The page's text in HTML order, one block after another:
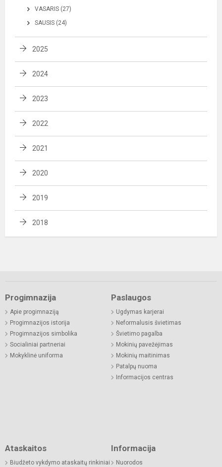
VASARIS (27)
SAUSIS (24)
2025
2024
2023
2022
2021
2020
2019
2018
Progimnazija
Apie progimnaziją
Progimnazijos istorija
Progimnazijos simbolika
Socialiniai partneriai
Mokyklinė uniforma
Paslaugos
Ugdymas karjerai
Neformalusis švietimas
Švietimo pagalba
Mokinių pavežėjimas
Mokinių maitinimas
Patalpų nuoma
Informacijos centras
Ataskaitos
Biudžeto vykdymo ataskaitų rinkiniai
Informacija
Nuorodos